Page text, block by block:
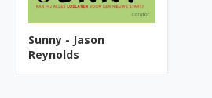
Sunny - Jason
Reynolds